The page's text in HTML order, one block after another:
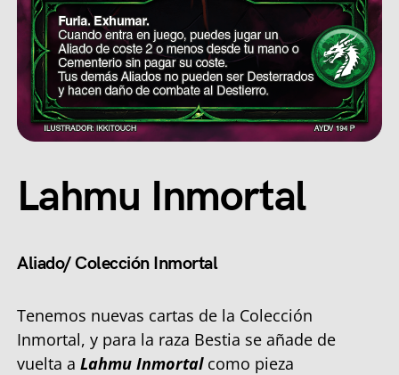
Lahmu Inmortal
Aliado/ Colección Inmortal
Tenemos nuevas cartas de la Colección
Inmortal, y para la raza Bestia se añade de
vuelta a Lahmu Inmortalcomo pieza